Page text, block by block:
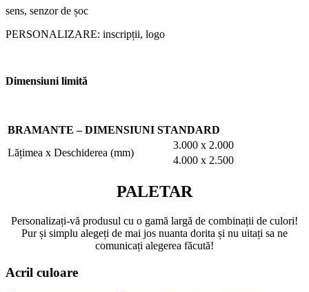
sens, senzor de șoc
PERSONALIZARE: inscripții, logo
Dimensiuni limită
BRAMANTE – DIMENSIUNI STANDARD
Lățimea x Deschiderea (mm)
3.000 x 2.000
4.000 x 2.500
PALETAR
Personalizați-vă produsul cu o gamă largă de combinații de culori!
Pur și simplu alegeți de mai jos nuanta dorita și nu uitați sa ne
comunicați alegerea făcută!
Acril culoare